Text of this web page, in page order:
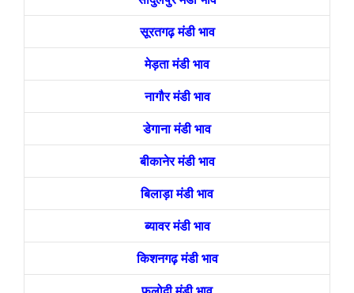
सूरतगढ़ मंडी भाव
मेड़ता मंडी भाव
नागौर मंडी भाव
डेगाना मंडी भाव
बीकानेर मंडी भाव
बिलाड़ा मंडी भाव
ब्यावर मंडी भाव
किशनगढ़ मंडी भाव